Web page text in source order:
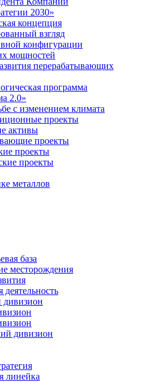
2030»
концепция
взгляд
конфигурации
мощностей
перерабатывающих
программа
2.0»
с изменением климата
проекты
активы
проекты
проекты
проекты
металлов
база
месторождения
деятельность
дивизион
дивизион
линейка